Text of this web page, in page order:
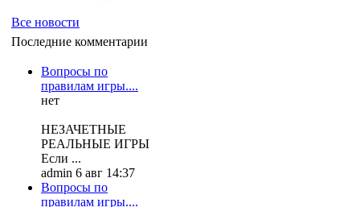
Все новости
Последние комментарии
Вопросы по
правилам игры....
нет
НЕЗАЧЕТНЫЕ
РЕАЛЬНЫЕ ИГРЫ
Если ...
admin 6 авг 14:37
Вопросы по
правилам игры....